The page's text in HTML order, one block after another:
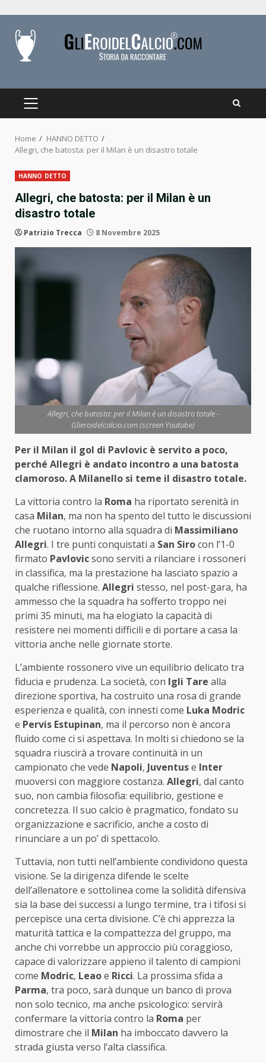
content
PRIMARY
Home
HANNO DETTO
Allegri, che batosta: per il Milan è un disastro totale
HANNO DETTO
Allegri, che batosta: per il Milan è un
disastro totale
Patrizio Trecca 8 Novembre 2025
Allegri, che batosta: per il Milan è un disastro totale -
Glieroidelcalcio.com (screen Youtube)
Per il Milan il gol di Pavlovic è servito a poco,
perché Allegri è andato incontro a una batosta
clamoroso. A Milanello si teme il disastro totale.
La vittoria contro la Roma ha riportato serenità in
casa Milan, ma non ha spento del tutto le discussioni
che ruotano intorno alla squadra di Massimiliano
Allegri. I tre punti conquistati a San Sirocon l’1-0
firmato Pavlovicsono serviti a rilanciare i rossoneri
in classifica, ma la prestazione ha lasciato spazio a
qualche riflessione. Allegri stesso, nel post-gara, ha
ammesso che la squadra ha sofferto troppo nei
primi 35 minuti, ma ha elogiato la capacità di
resistere nei momenti difficili e di portare a casa la
vittoria anche nelle giornate storte.
L’ambiente rossonero vive un equilibrio delicato tra
fiducia e prudenza. La società, con Igli Tare alla
direzione sportiva, ha costruito una rosa di grande
esperienza e qualità, con innesti come Luka Modric
e Pervis Estupinan, ma il percorso non è ancora
fluido come ci si aspettava. In molti si chiedono se la
squadra riuscirà a trovare continuità in un
campionato che vede Napoli, Juventuse Inter
muoversi con maggiore costanza. Allegri, dal canto
suo, non cambia filosofia: equilibrio, gestione e
concretezza. Il suo calcio è pragmatico, fondato su
organizzazione e sacrificio, anche a costo di
rinunciare a un po’ di spettacolo.
Tuttavia, non tutti nell’ambiente condividono questa
visione. Se la dirigenza difende le scelte
dell’allenatore e sottolinea come la solidità difensiva
sia la base dei successi a lungo termine, tra i tifosi si
percepisce una certa divisione. C’è chi apprezza la
maturità tattica e la compattezza del gruppo, ma
anche chi vorrebbe un approccio più coraggioso,
capace di valorizzare appieno il talento di campioni
come Modric, Leaoe Ricci. La prossima sfida a
Parma, tra poco, sarà dunque un banco di prova
non solo tecnico, ma anche psicologico: servirà
confermare la vittoria contro la Roma per
dimostrare che il Milan ha imboccato davvero la
strada giusta verso l’alta classifica.